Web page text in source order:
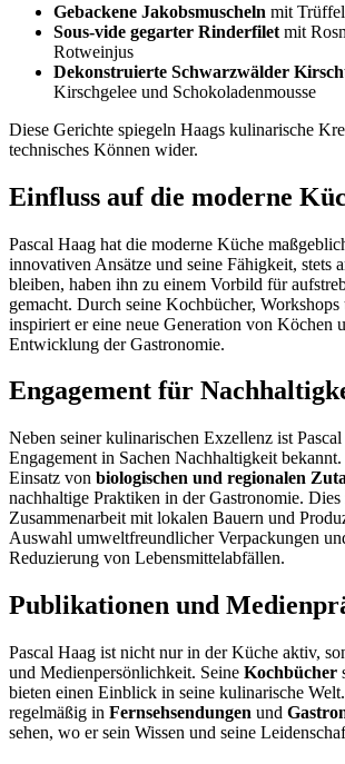
Gebackene Jakobsmuscheln mit
Sous-vide gegarter Rinderfilet mit
Rotweinjus
Dekonstruierte Schwarzwälder
Kirschgelee und Schokoladenmousse
Diese Gerichte spiegeln Haags kulinarische
technisches Können wider.
Einfluss auf die moderne
Pascal Haag hat die moderne Küche
innovativen Ansätze und seine Fähigkeit, stets
bleiben, haben ihn zu einem Vorbild für
gemacht. Durch seine Kochbücher,
inspiriert er eine neue Generation von Köchen
Entwicklung der Gastronomie.
Engagement für
Neben seiner kulinarischen Exzellenz ist
Engagement in Sachen Nachhaltigkeit
Einsatz von biologischen und regionalen
nachhaltige Praktiken in der Gastronomie.
Zusammenarbeit mit lokalen Bauern und
Auswahl umweltfreundlicher Verpackungen
Reduzierung von Lebensmittelabfällen.
Publikationen und
Pascal Haag ist nicht nur in der Küche aktiv,
und Medienpersönlichkeit. Seine Kochbücher
bieten einen Einblick in seine kulinarische
regelmäßig in Fernsehsendungen und
sehen, wo er sein Wissen und seine